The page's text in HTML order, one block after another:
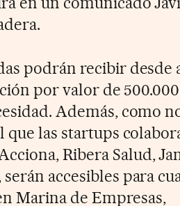
podrán recibir desde
por valor de
Además, como
que las startups
Ribera Salud,
accesibles para
Marina de Empresas,